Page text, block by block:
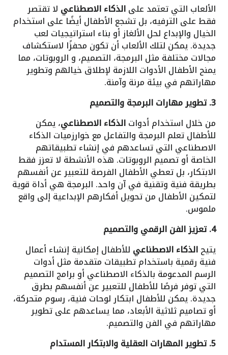
الألعاب التي تعتمد علىالذكاء الاصطناعي لا تقتصر
فقط على الترفيه، بل تشجع الأطفال أيضًا على استخدام
الخيال والإبداع لحل الألغاز أو بناء استراتيجيات لعب
جديدة. يمكن لتلك الألعاب أن تكون محفزًا لاستكشاف
مجالات مختلفة مثل البرمجة، التصميم، و الروبوتات، مما
يمنح الأطفال الأدوات اللازمة لإطلاق خيالهم وتطوير
مهاراتهم في بيئة مرنة وآمنة.
3. تطوير مهارات البرمجة والتصميم
من خلال استخدام أدواتالذكاء الاصطناعي، يمكن
للأطفال تعلم البرمجة والتفاعل مع خوارزميات الذكاء
الاصطناعي التي تساعدهم في إنشاء تطبيقاتهم
الخاصة أو تصميم الروبوتات. هذه الأنشطة لا تعزز فقط
الابتكار، بل تعطي الأطفال الفرصة للتعبير عن أنفسهم
بطريقة فنية وتقنية في آن واحد. البرمجة هي أداة قوية
لتمكين الأطفال من تحويل أفكارهم الإبداعية إلى واقع
ملموس.
4. تعزيز الفن الرقمي والتصميم
يتيحالذكاء الاصطناعي للأطفال إمكانية إنشاء أعمال
فنية رقمية باستخدام تطبيقات متقدمة مثل أدوات
الرسم المدعومة بالذكاء الاصطناعي أو برامج التصميم
التي توفر فرصًا للأطفال للتعبير عن أنفسهم بطرق
جديدة. يمكن للأطفال ابتكار لوحات فنية، رسوم متحركة،
أو تصاميم ثلاثية الأبعاد، مما يساعدهم على تطوير
مهاراتهم في الفن والتصميم.
5. تطوير المهارات العقلية والابتكار المستدام